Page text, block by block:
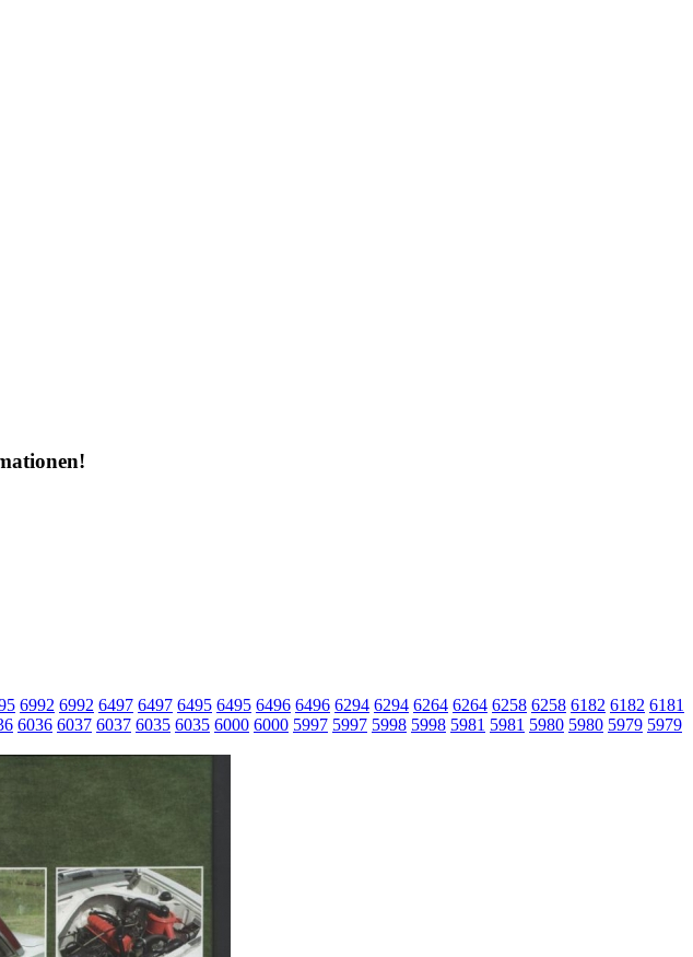
6992 6992 6497 6497 6495 6495 6496 6496 6294 6294 6264 6264 6258 6258 6182 6182 6181
6036 6037 6037 6035 6035 6000 6000 5997 5997 5998 5998 5981 5981 5980 5980 5979 5979